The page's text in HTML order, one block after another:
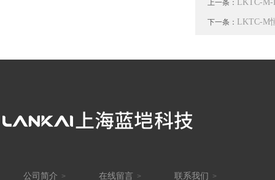
上一条： LKTC-M-
下一条： LKTC-M
公司简介 > 在线留言 > 联系我们 >